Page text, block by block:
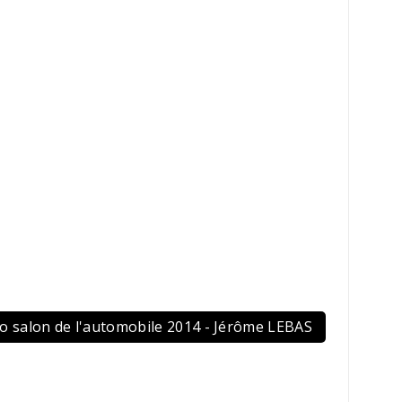
salon de l'automobile 2014 - Jérôme LEBAS